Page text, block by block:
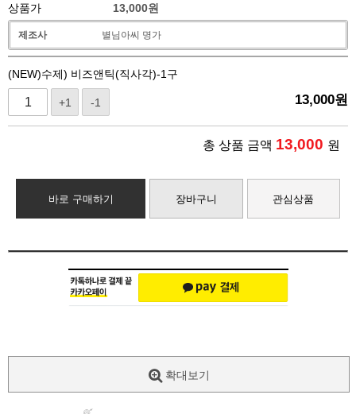
상품가 13,000원
제조사 별님아씨 명가
(NEW)수제) 비즈앤틱(직사각)-1구
+1 -1 13,000원
총 상품 금액 13,000 원
바로 구매하기 장바구니 관심상품
확대보기